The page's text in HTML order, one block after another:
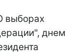
выборах
днем